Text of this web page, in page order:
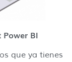
BI
que ya tienes